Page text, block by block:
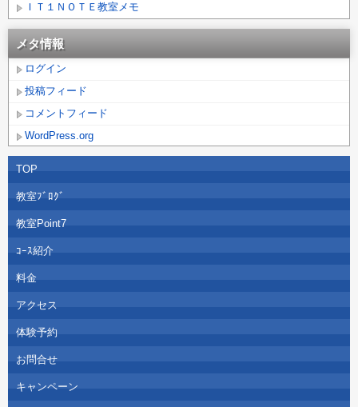
ＩＴ１ＮＯＴＥ教室メモ
メタ情報
ログイン
投稿フィード
コメントフィード
WordPress.org
TOP
教室ﾌﾞﾛｸﾞ
教室Point7
ｺｰｽ紹介
料金
アクセス
体験予約
お問合せ
キャンペーン